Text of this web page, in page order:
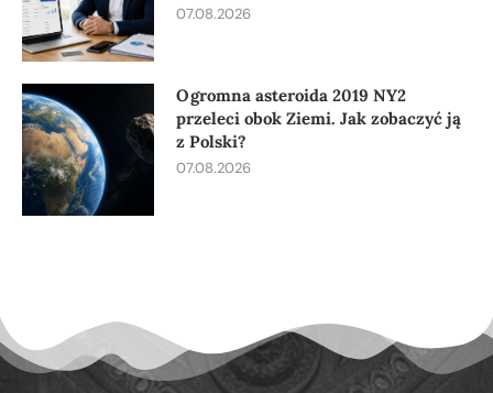
07.08.2026
Ogromna asteroida 2019 NY2
przeleci obok Ziemi. Jak zobaczyć ją
z Polski?
07.08.2026